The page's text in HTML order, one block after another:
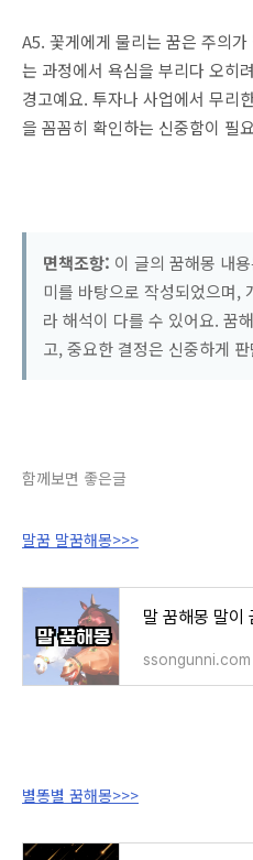
A5. 꽃게에게 물리는 꿈은 주의
는 과정에서 욕심을 부리다 오히
경고예요. 투자나 사업에서 무리
을 꼼꼼히 확인하는 신중함이 필
면책조항: 이 글의 꿈해몽 내
미를 바탕으로 작성되었으며,
라 해석이 다를 수 있어요. 꿈
고, 중요한 결정은 신중하게
함께보면 좋은글
말꿈 말꿈해몽>>>
말 꿈해몽 말이
ssongunni.com
별똥별 꿈해몽>>>